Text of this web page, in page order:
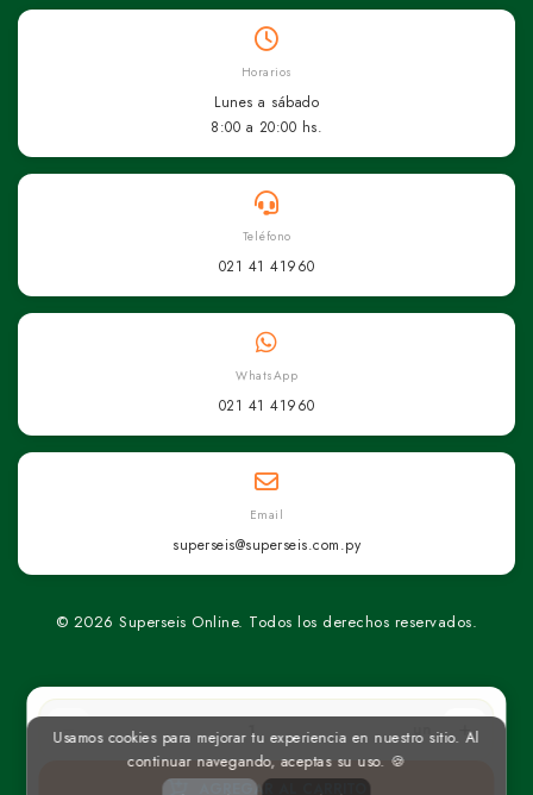
un
AGREGAR AL CARRITO
Horarios
Lunes a sábado
8:00 a 20:00 hs.
Teléfono
021 41 41960
WhatsApp
021 41 41960
Email
superseis@superseis.com.py
© 2026 Superseis Online. Todos los derechos reservados.
Usamos cookies para mejorar tu experiencia en nuestro sitio. Al
continuar navegando, aceptas su uso. 🍪